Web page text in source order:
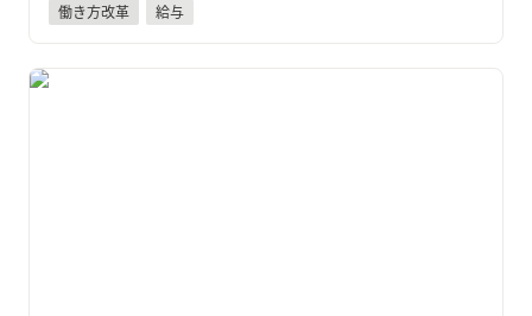
働き方改革 給与
「ゴールデンウィーク明けに辞めたい」が増える時期